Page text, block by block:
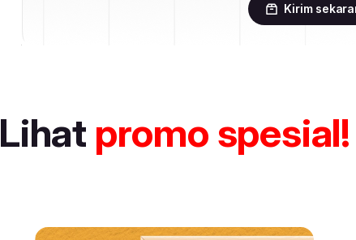
Kirim
Lihat promo spesial!